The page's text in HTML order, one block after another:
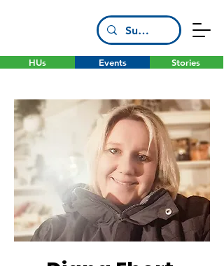
HUs Stories
Events